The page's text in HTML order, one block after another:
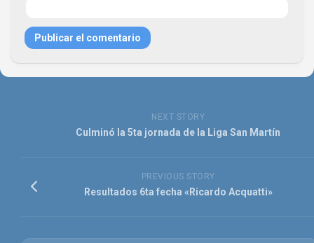
NEXT STORY
Culminó la 5ta jornada de la Liga San Martín
PREVIOUS STORY
Resultados 6ta fecha «Ricardo Acquatti»